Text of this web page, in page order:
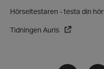
Hörseltestaren - testa din
Tidningen Auris
Strikt nödvändiga
och kontohantering.